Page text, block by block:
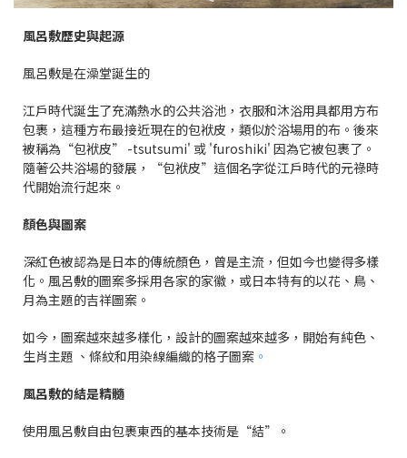
風呂敷歷史與起源
風呂敷是在澡堂誕生的
江戶時代誕生了充滿熱水的公共浴池，衣服和沐浴用具都用方布
包裹，這種方布最接近現在的包袱皮，類似於浴場用的布。後來
被稱為“包袱皮” -tsutsumi' 或 'furoshiki' 因為它被包裹了。
隨著公共浴場的發展，“包袱皮”這個名字從江戶時代的元祿時
代開始流行起來。
顏色與圖案
深紅色被認為是日本的傳統顏色，曾是主流，但如今也變得多樣
化。風呂敷的圖案多採用各家的家徽，或日本特有的以花、鳥、
月為主題的吉祥圖案。
如今，圖案越來越多樣化，設計的圖案越來越多，開始有純色、
生肖主題 、條紋和用染線編織的格子圖案 。
風呂敷的結是精髓
使用風呂敷自由包裹東西的基本技術是“結”。